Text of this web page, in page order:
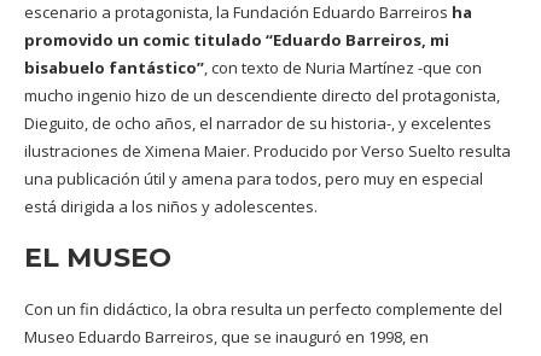
escenario a protagonista, la Fundación Eduardo Barreiros ha
promovido un comic titulado “Eduardo Barreiros, mi
bisabuelo fantástico”, con texto de Nuria Martínez -que con
mucho ingenio hizo de un descendiente directo del protagonista,
Dieguito, de ocho años, el narrador de su historia-, y excelentes
ilustraciones de Ximena Maier. Producido por Verso Suelto resulta
una publicación útil y amena para todos, pero muy en especial
está dirigida a los niños y adolescentes.
EL MUSEO
Con un fin didáctico, la obra resulta un perfecto complemente del
Museo Eduardo Barreiros, que se inauguró en 1998, en